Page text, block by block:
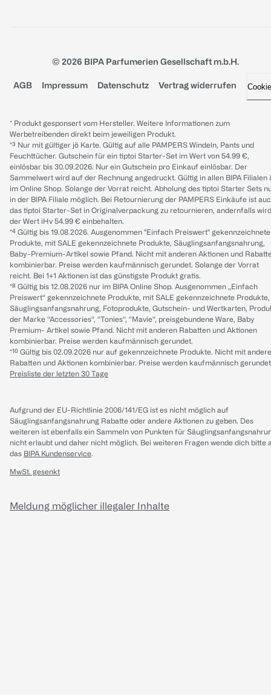
© 2026 BIPA Parfumerien Gesellschaft m.b.H.
AGB Impressum Datenschutz Vertrag widerrufen
* Produkt gesponsert vom Hersteller. Weitere Informationen zum
Werbetreibenden direkt beim jeweiligen Produkt.
*³ Nur mit gültiger jö Karte. Gültig auf alle PAMPERS Windeln, Pants und
Feuchttücher. Gutschein für ein tiptoi Starter-Set im Wert von 54.99 €,
einlösbar bis 30.09.2026. Nur ein Gutschein pro Einkauf einlösbar. Der
Sammelwert wird auf der Rechnung angedruckt. Gültig in allen BIPA Filialen
im Online Shop. Solange der Vorrat reicht. Abholung des tiptoi Starter Sets
in der BIPA Filiale möglich. Bei Retournierung der PAMPERS Einkäufe ist
das tiptoi Starter-Set in Originalverpackung zu retournieren, andernfalls wird
der Wert iHv 54.99 € einbehalten.
*⁴ Gültig bis 19.08.2026. Ausgenommen "Einfach Preiswert" gekennzeichnete
Produkte, mit SALE gekennzeichnete Produkte, Säuglingsanfangsnahrung,
Baby-Premium-Artikel sowie Pfand. Nicht mit anderen Aktionen und
kombinierbar. Preise werden kaufmännisch gerundet. Solange der Vorrat
reicht. Bei 1+1 Aktionen ist das günstigste Produkt gratis.
*⁸ Gültig bis 12.08.2026 nur im BIPA Online Shop. Ausgenommen „Einfach
Preiswert“ gekennzeichnete Produkte, mit SALE gekennzeichnete Produkte,
Säuglingsanfangsnahrung, Fotoprodukte, Gutschein- und Wertkarten,
der Marke “Accessories“, “Tonies“, “Mavie“, preisgebundene Ware, Baby
Premium- Artikel sowie Pfand. Nicht mit anderen Rabatten und Aktionen
kombinierbar. Preise werden kaufmännisch gerundet.
*¹⁰ Gültig bis 02.09.2026 nur auf gekennzeichnete Produkte. Nicht mit
Rabatten und Aktionen kombinierbar. Preise werden kaufmännisch
Preisliste der letzten 30 Tage
Aufgrund der EU-Richtlinie 2006/141/EG ist es nicht möglich auf
Säuglingsanfangsnahrung Rabatte oder andere Aktionen zu geben. Des
weiteren ist ebenfalls ein Sammeln von Punkten für
nicht erlaubt und daher nicht möglich. Bei weiteren Fragen wende dich bitte
das BIPA Kundenservice.
MwSt. gesenkt
Meldung möglicher illegaler Inhalte